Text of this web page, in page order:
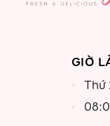
GIỜ
Thứ